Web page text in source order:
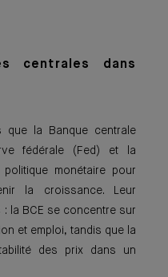
centrales dans
que la Banque centrale
fédérale (Fed) et la
monétaire pour
la croissance. Leur
la BCE se concentre sur
et emploi, tandis que la
des prix dans un